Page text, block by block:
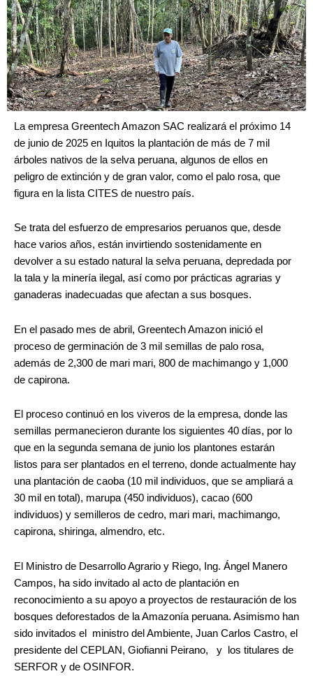
La empresa Greentech Amazon SAC realizará el próximo 14
de junio de 2025 en Iquitos la plantación de más de 7 mil
árboles nativos de la selva peruana, algunos de ellos en
peligro de extinción y de gran valor, como el palo rosa, que
figura en la lista CITES de nuestro país.
Se trata del esfuerzo de empresarios peruanos que, desde
hace varios años, están invirtiendo sostenidamente en
devolver a su estado natural la selva peruana, depredada por
la tala y la minería ilegal, así como por prácticas agrarias y
ganaderas inadecuadas que afectan a sus bosques.
En el pasado mes de abril, Greentech Amazon inició el
proceso de germinación de 3 mil semillas de palo rosa,
además de 2,300 de mari mari, 800 de machimango y 1,000
de capirona.
El proceso continuó en los viveros de la empresa, donde las
semillas permanecieron durante los siguientes 40 días, por lo
que en la segunda semana de junio los plantones estarán
listos para ser plantados en el terreno, donde actualmente hay
una plantación de caoba (10 mil individuos, que se ampliará a
30 mil en total), marupa (450 individuos), cacao (600
individuos) y semilleros de cedro, mari mari, machimango,
capirona, shiringa, almendro, etc.
El Ministro de Desarrollo Agrario y Riego, Ing. Ángel Manero
Campos, ha sido invitado al acto de plantación en
reconocimiento a su apoyo a proyectos de restauración de los
bosques deforestados de la Amazonía peruana. Asimismo han
sido invitados el ministro del Ambiente, Juan Carlos Castro, el
presidente del CEPLAN, Giofianni Peirano, y los titulares de
SERFOR y de OSINFOR.